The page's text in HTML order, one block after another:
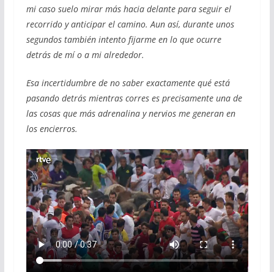
mi caso suelo mirar más hacia delante para seguir el
recorrido y anticipar el camino. Aun así, durante unos
segundos también intento fijarme en lo que ocurre
detrás de mí o a mi alrededor.
Esa incertidumbre de no saber exactamente qué está
pasando detrás mientras corres es precisamente una de
las cosas que más adrenalina y nervios me generan en
los encierros.